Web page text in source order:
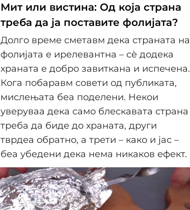
Мит или вистина: Од која страна
треба да ја поставите фолијата?
Долго време сметавм дека страната на
фолијата е ирелевантна – сè додека
храната е добро завиткана и испечена.
Кога побаравм совети од публиката,
мислењата беа поделени. Некои
уверуваа дека само блескавата страна
треба да биде до храната, други
тврдеа обратно, а трети – како и јас –
беа убедени дека нема никаков ефект.